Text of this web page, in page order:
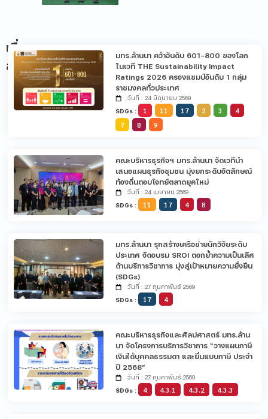
เรื่อง
ล่าสุด
มทร.ล้านนา คว้าอันดับ 601-800 ของโลก
ในเวที THE Sustainability Impact
Ratings 2026 ครองแชมป์อันดับ 1 กลุ่ม
ราชมงคลทั่วประเทศ
วันที่ : 24 มิถุนายน 2569
SDGs :
1 11 17 2 3
4
7
8 9
คณะบริหารธุรกิจฯ มทร.ล้านนา จัดเวทีนำ
เสนอแผนธุรกิจชุมชน มุ่งยกระดับอัตลักษณ์
ท้องถิ่นตอบโจทย์ตลาดยุคใหม่
วันที่ : 24 เมษายน 2569
SDGs :
11 17 4 8
มทร.ล้านนา รุกสร้างเครือข่ายนักวิจัยระดับ
ประเทศ จัดอบรม SROI ตอกย้ำความเป็นเลิศ
ด้านบริการวิชาการ มุ่งสู่เป้าหมายความยั่งยืน
(SDGs)
วันที่ : 27 กุมภาพันธ์ 2569
SDGs :
17 4
คณะบริหารธุรกิจและศิลปศาสตร์ มทร.ล้าน
นา จัดโครงการบริการวิชาการ “วางแผนภาษี
เงินได้บุคคลธรรมดา และยื่นแบบภาษี ประจำ
ปี 2568”
วันที่ : 27 กุมภาพันธ์ 2569
SDGs :
4 4.3.1 4.3.2 4.3.3